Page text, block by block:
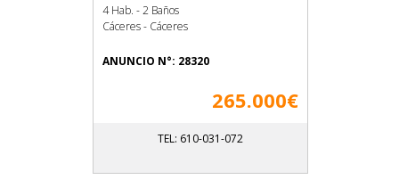
4 Hab. - 2 Baños
Cáceres - Cáceres
ANUNCIO N°: 28320
265.000€
TEL: 610-031-072